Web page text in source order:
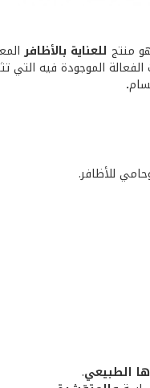
منتج للعناية بالأظافر
الموجودة فيه التي
.
للأظافر.
الطبيعي.